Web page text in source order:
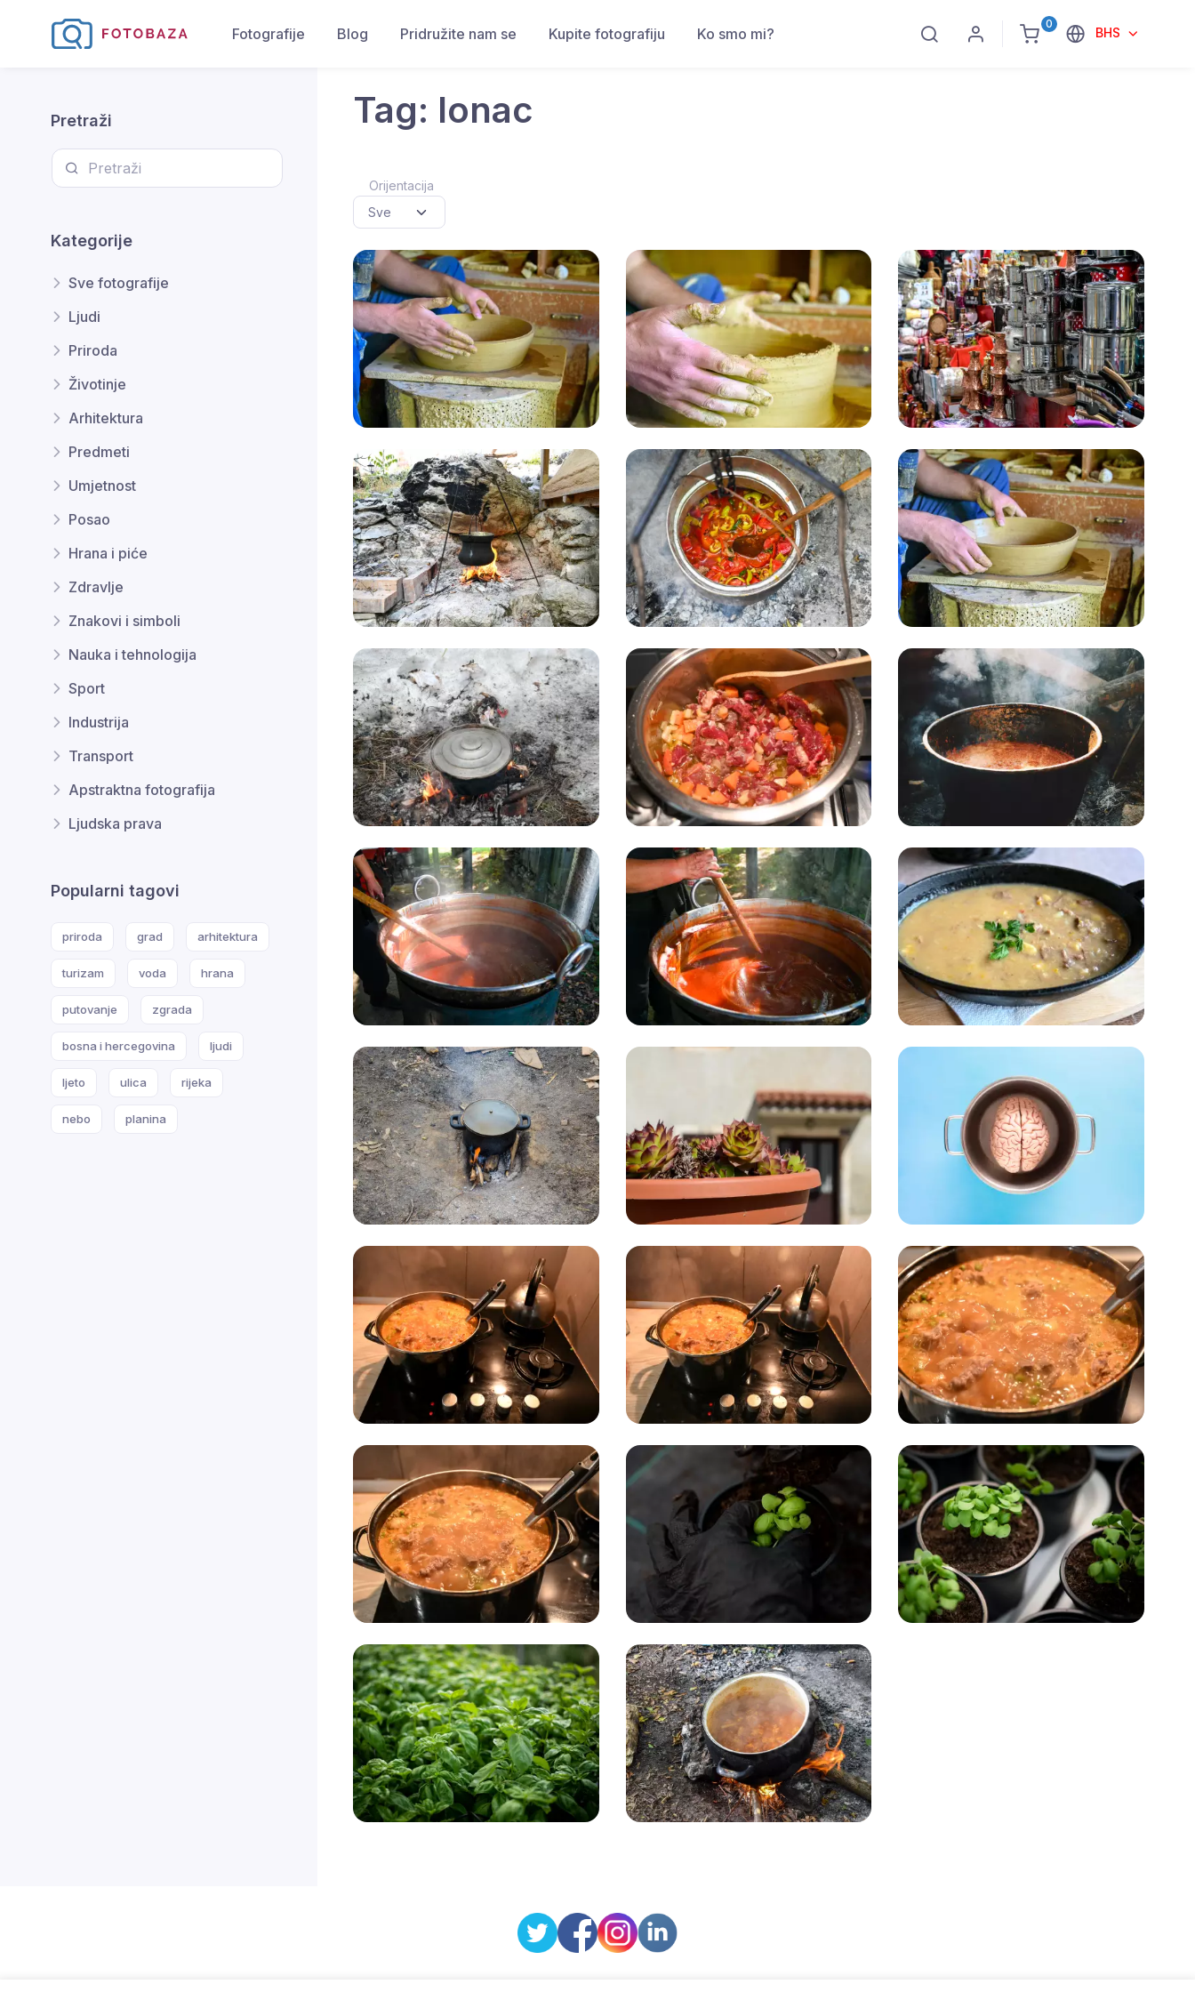
0
BHS
Fotografije Blog Pridružite nam se Kupite fotografiju Ko smo mi?
Pretraži
Kategorije
Sve fotografije
Ljudi
Priroda
Životinje
Arhitektura
Predmeti
Umjetnost
Posao
Hrana i piće
Zdravlje
Znakovi i simboli
Nauka i tehnologija
Sport
Industrija
Transport
Apstraktna fotografija
Ljudska prava
Popularni tagovi
priroda grad arhitektura
turizam voda hrana
putovanje zgrada
bosna i hercegovina ljudi
ljeto ulica rijeka
nebo planina
Tag: lonac
Orijentacija